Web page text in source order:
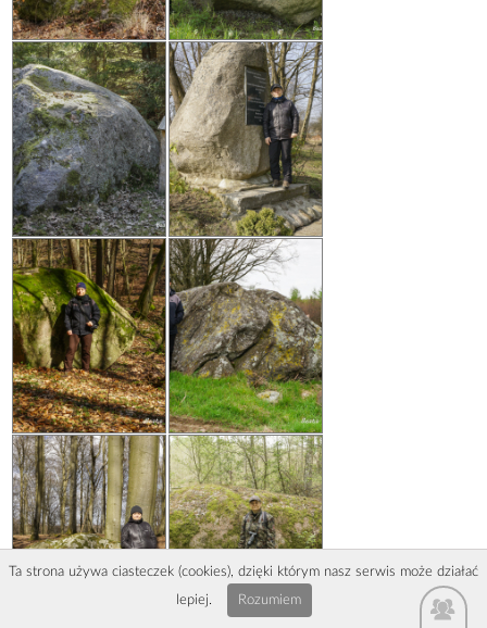
Ta strona używa ciasteczek (cookies), dzięki którym nasz serwis może działać
lepiej.
Rozumiem